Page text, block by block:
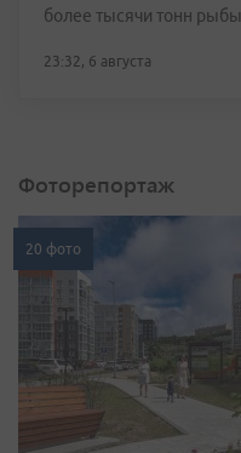
более тысячи тонн рыбы
23:32, 6 августа
Фоторепортаж
20 фото